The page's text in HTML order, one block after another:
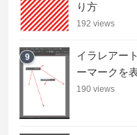
り方
192 views
9
イラレアー
ーマークを
190 views